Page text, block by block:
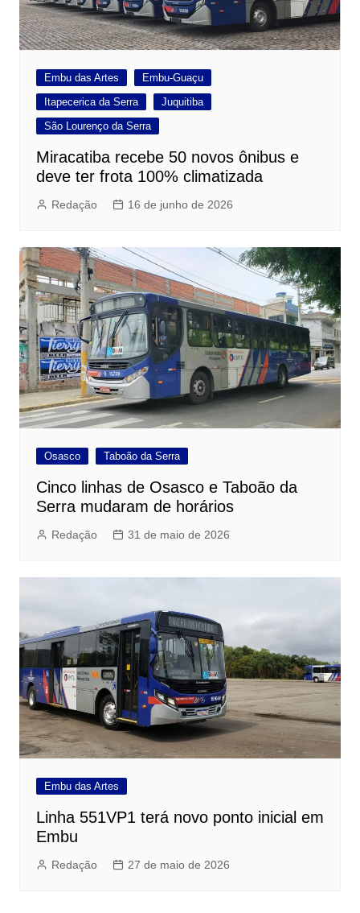
Embu das Artes
Embu-Guaçu
Itapecerica da Serra
Juquitiba
São Lourenço da Serra
Miracatiba recebe 50 novos ônibus e
deve ter frota 100% climatizada
Redação 16 de junho de 2026
Osasco Taboão da Serra
Cinco linhas de Osasco e Taboão da
Serra mudaram de horários
Redação 31 de maio de 2026
Embu das Artes
Linha 551VP1 terá novo ponto inicial em
Embu
Redação 27 de maio de 2026